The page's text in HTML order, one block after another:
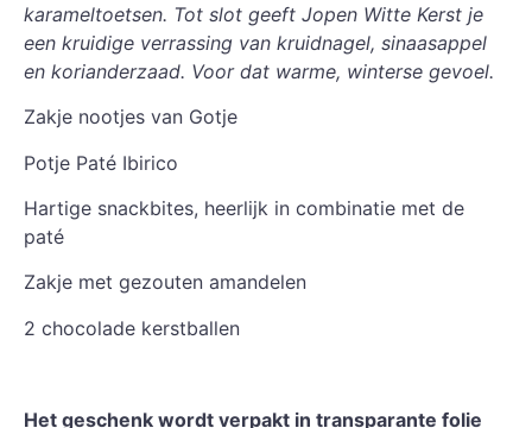
karameltoetsen. Tot slot geeft Jopen Witte Kerst je
een kruidige verrassing van kruidnagel, sinaasappel
en korianderzaad. Voor dat warme, winterse gevoel.
Zakje nootjes van Gotje
Potje Paté Ibirico
Hartige snackbites, heerlijk in combinatie met de
paté
Zakje met gezouten amandelen
2 chocolade kerstballen
Het geschenk wordt verpakt in transparante folie